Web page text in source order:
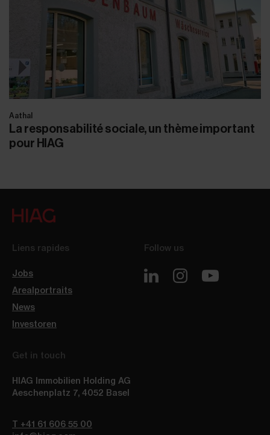
Aathal
La responsabilité sociale, un thème important
pour HIAG
Liens rapides
Jobs
Arealportraits
News
Investoren
Follow us
Get in touch
HIAG Immobilien Holding AG
Aeschenplatz 7, 4052 Basel
T +41 61 606 55 00